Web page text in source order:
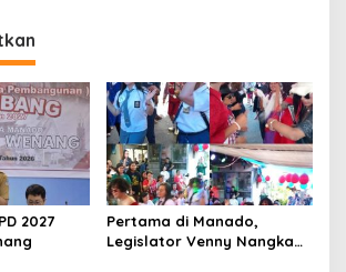
2027
Pertama di Manado,
Legislator Venny Nangka